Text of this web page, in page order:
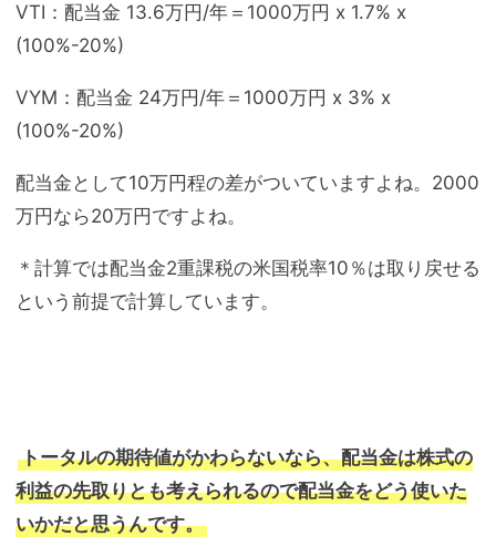
VTI：配当金 13.6万円/年＝1000万円 x 1.7% x
(100%-20%)
VYM：配当金 24万円/年＝1000万円 x 3% x
(100%-20%)
配当金として10万円程の差がついていますよね。2000
万円なら20万円ですよね。
＊計算では配当金2重課税の米国税率10％は取り戻せる
という前提で計算しています。
トータルの期待値がかわらないなら、配当金は株式の
利益の先取りとも考えられるので配当金をどう使いた
いかだと思うんです。